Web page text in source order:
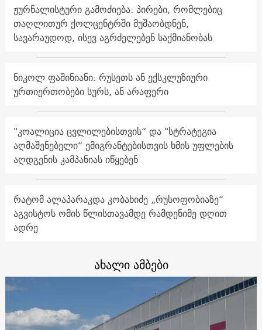
ჟურნალისტური გამოძიება: პირები, რომლებიც
თაღლითურ ქოლცენტრში მუშაობდნენ,
სავარაუდოდ, ისევ აგრძელებენ საქმიანობას
ნიკოლ ფაშინიანი: რუსეთს ან ექსკლუზიური
ურთიერთობები სურს, ან არაფერი
"კოალიცია ცვლილებისთვის“ და "სტრატეგია
აღმაშენებელი“ ემიგრანტებისთვის ხმის უფლების
აღდგენის კამპანიას იწყებენ
რატომ ალაპარაკდა კობახიძე „რუსოფობიაზე“
აგვისტოს ომის წლისთავამდე რამდენიმე დღით
ადრე
ახალი ამბები